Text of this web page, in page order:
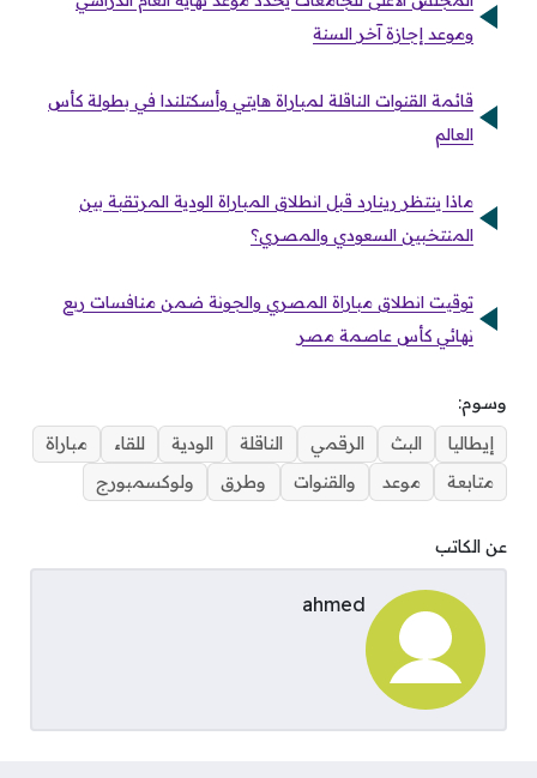
وموعد إجازة آخر السنة
قائمة القنوات الناقلة لمباراة هايتي وأسكتلندا في بطولة كأس
العالم
ماذا ينتظر رينارد قبل انطلاق المباراة الودية المرتقبة بين
المنتخبين السعودي والمصري؟
توقيت انطلاق مباراة المصري والجونة ضمن منافسات ربع
نهائي كأس عاصمة مصر
وسوم:
إيطاليا
البث الرقمي الناقلة الودية للقاء
مباراة
متابعة
موعد والقنوات وطرق ولوكسمبورج
عن الكاتب
ahmed